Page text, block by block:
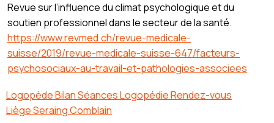
Revue sur l’influence du climat psychologique et du
soutien professionnel dans le secteur de la santé.
https://www.revmed.ch/revue-medicale-
suisse/2019/revue-medicale-suisse-647/facteurs-
psychosociaux-au-travail-et-pathologies-associees
Logopède Bilan Séances Logopédie Rendez-vous
Liège Seraing Comblain